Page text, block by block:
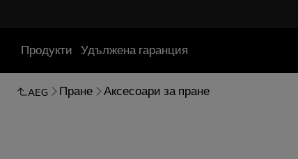
Продукти Удължена гаранция
AEG Пране Аксесоари за пране